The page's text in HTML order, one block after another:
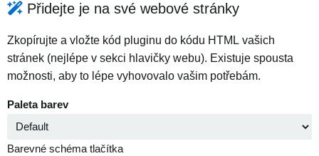
Přidejte je na své webové stránky
Zkopírujte a vložte kód pluginu do kódu HTML vašich
stránek (nejlépe v sekci hlavičky webu). Existuje spousta
možnosti, aby to lépe vyhovovalo vašim potřebám.
Paleta barev
Barevné schéma tlačítka